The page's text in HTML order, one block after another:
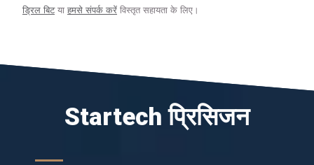
ड्रिल बिटया हमसे संपर्क करें विस्तृत सहायता के लिए।
Startech प्रिसिजन